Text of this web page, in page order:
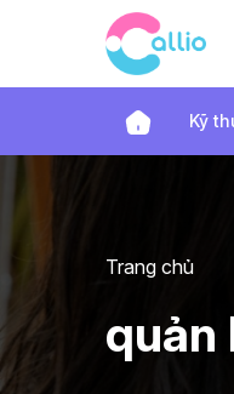
Kỹ
Trang chủ
quản